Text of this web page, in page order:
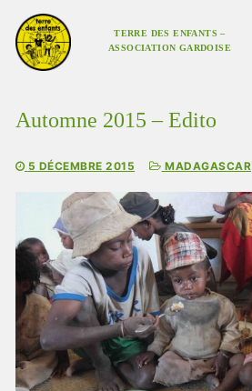
contenu
TERRE DES ENFANTS –
ASSOCIATION GARDOISE
Automne 2015 – Edito
5 DÉCEMBRE 2015 MADAGASCAR